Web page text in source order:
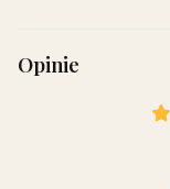
Opinie